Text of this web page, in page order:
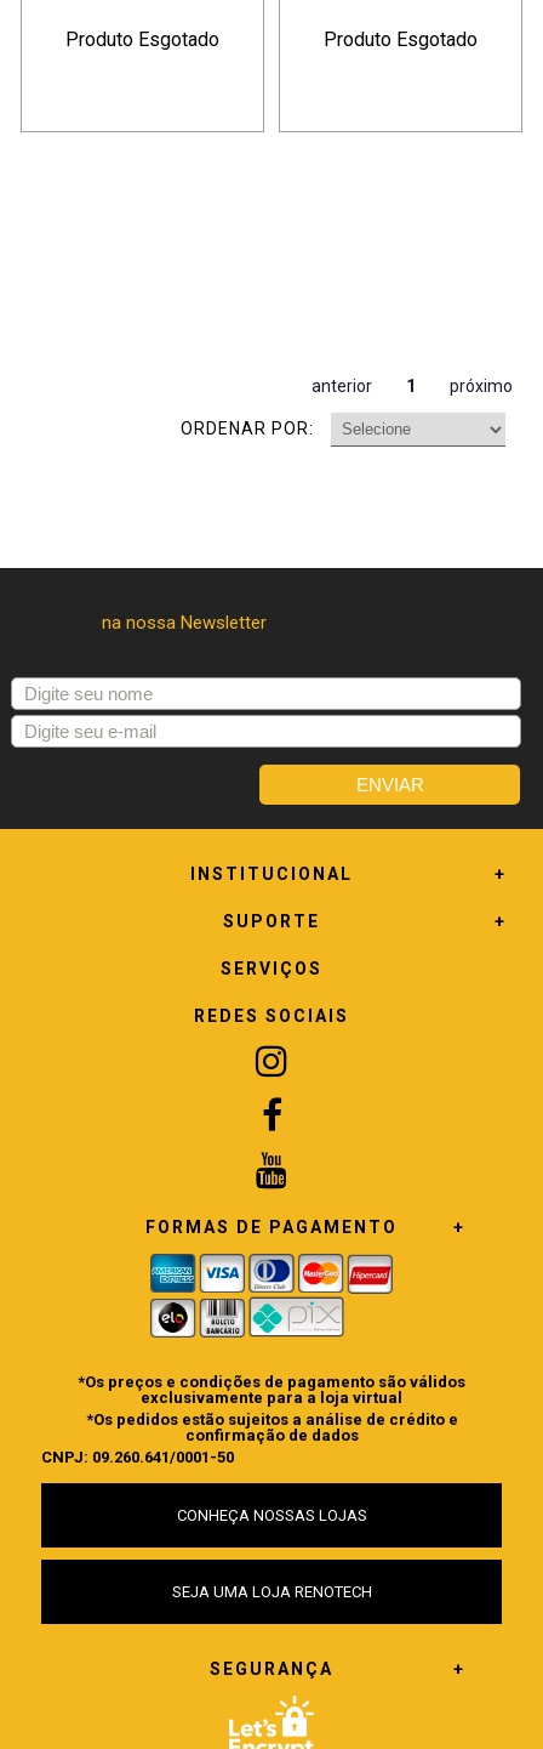
Produto Esgotado Produto Esgotado
anterior 1 próximo
ORDENAR POR:
INSTITUCIONAL
SUPORTE
SERVIÇOS
REDES SOCIAIS
FORMAS DE PAGAMENTO
*Os preços e condições de pagamento são válidos
exclusivamente para a loja virtual
*Os pedidos estão sujeitos a análise de crédito e
confirmação de dados
CNPJ: 09.260.641/0001-50
CONHEÇA NOSSAS LOJAS
SEJA UMA LOJA RENOTECH
SEGURANÇA